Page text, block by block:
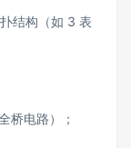
结构（如 3 表
桥电路）；